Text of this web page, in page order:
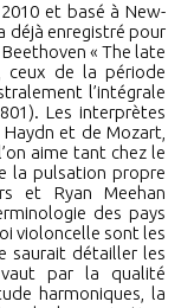
et basé à New-
déjà enregistré pour
« The late
, ceux de la période
l’intégrale
Les interprètes
et de Mozart,
aime tant chez le
la pulsation propre
et Ryan Meehan
des pays
violoncelle sont les
saurait détailler les
par la qualité
harmoniques, la